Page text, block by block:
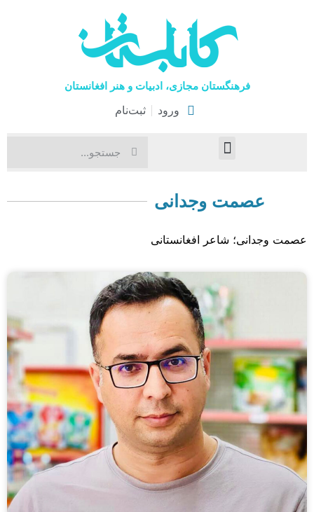
فرهنگستان مجازی، ادبیات و هنر افغانستان
ورود ثبت‌نام
عصمت وجدانی
عصمت وجدانی؛ شاعر افغانستانی